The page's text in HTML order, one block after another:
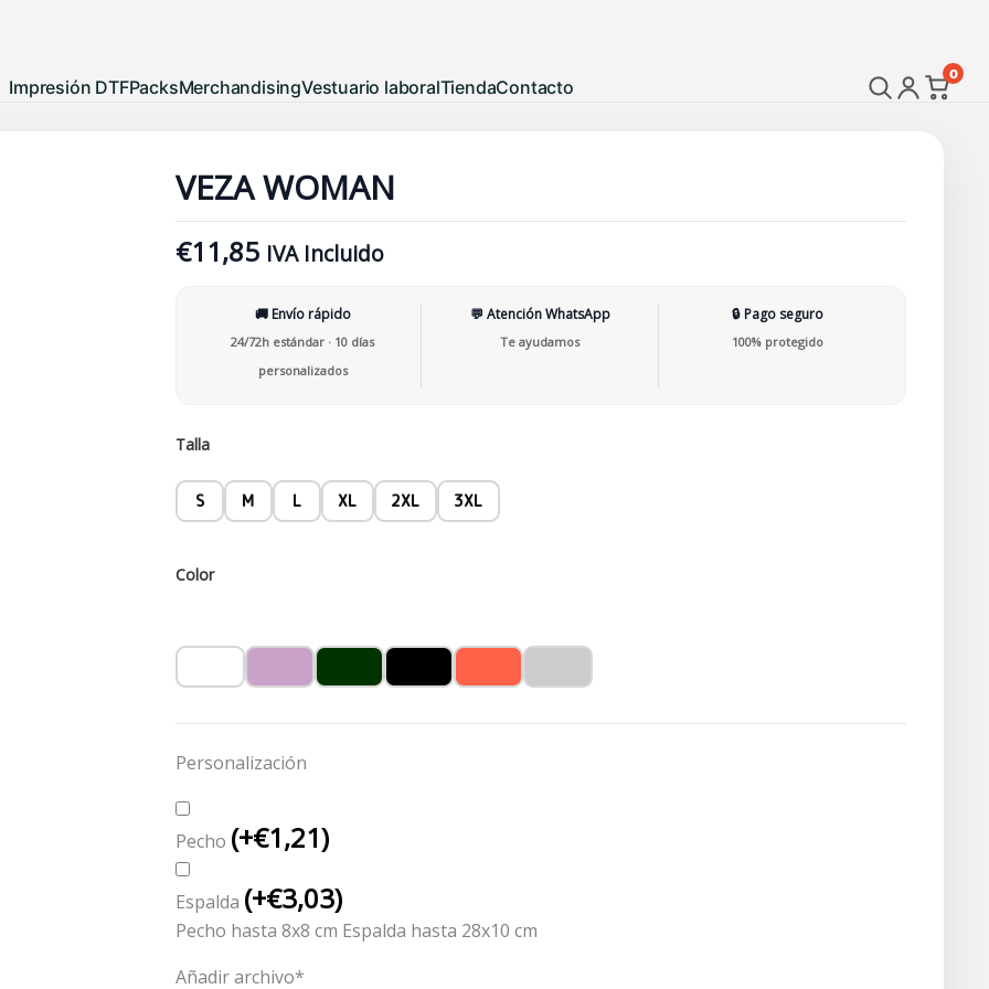
0
Impresión DTFPacksMerchandisingVestuario laboralTiendaContacto
VEZA WOMAN
€11,85 IVA Incluido
🚚 Envío rápido
24/72h estándar · 10 días
personalizados
💬 Atención WhatsApp
Te ayudamos
🔒 Pago seguro
100% protegido
Talla
S M L XL 2XL 3XL
Color
Personalización
Pecho (+€1,21)
Espalda (+€3,03)
Pecho hasta 8x8 cm Espalda hasta 28x10 cm
Añadir archivo*
WOMAN
cantidad